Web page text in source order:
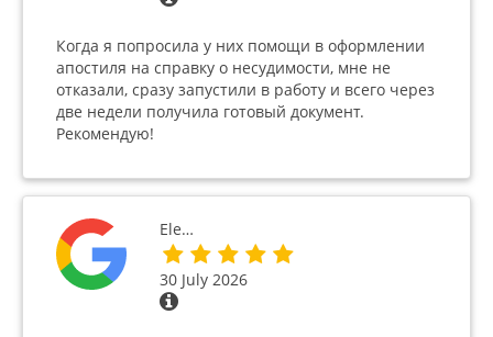
Когда я попросила у них помощи в оформлении
апостиля на справку о несудимости, мне не
отказали, сразу запустили в работу и всего через
две недели получила готовый документ.
Рекомендую!
Ele…
30 July 2026